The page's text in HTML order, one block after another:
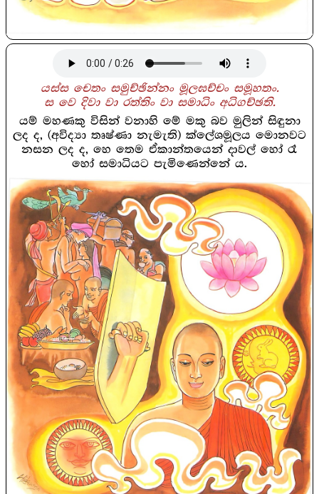
යස්ස චෙතං සමුච්ඡින්නං මූලඝච්චං සමූහතං.
ස වෙ දිවා වා රත්තිං වා සමාධිං අධිගච්ඡති.
යම් මහණකු විසින් වනාහි මේ මකු බව මුලින් සිඳුනා
ලද ද, (අවිද්‍යා තෘෂ්ණා නැමැති) ක්ලේශමූලය මොනවට
නසන ලද ද, හෙ තෙම ඒකාන්තයෙන් දාවල් හෝ රෑ
හෝ සමාධියට පැමිණෙන්නේ ය.